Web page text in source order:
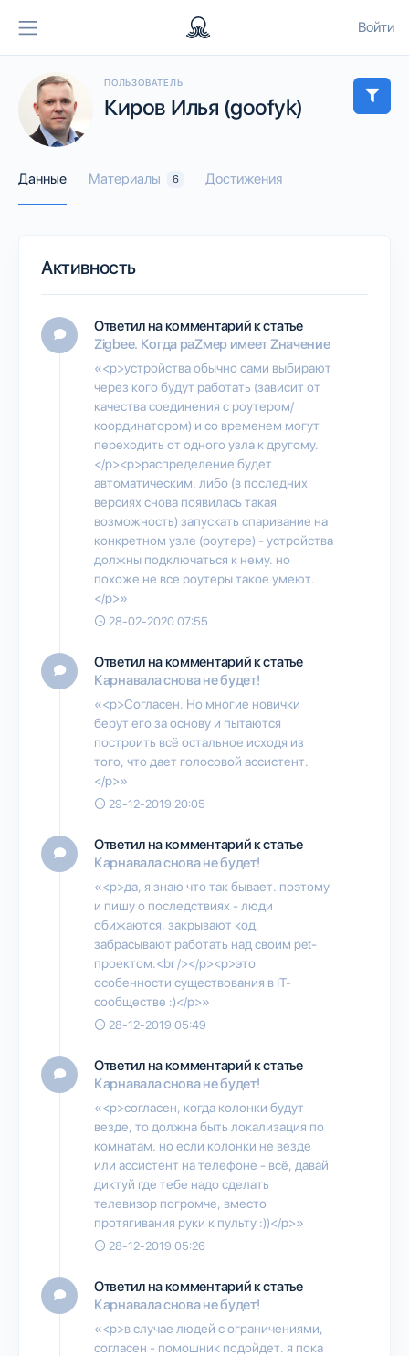
Войти
ПОЛЬЗОВАТЕЛЬ
Киров Илья (goofyk)
Данные Материалы 6 Достижения
Активность
Ответил на комментарий к статье
Zigbee. Когда раZмер имеет Zначение
«<p>устройства обычно сами выбирают
через кого будут работать (зависит от
качества соединения с роутером/
координатором) и со временем могут
переходить от одного узла к другому.
</p><p>распределение будет
автоматическим. либо (в последних
версиях снова появилась такая
возможность) запускать спаривание на
конкретном узле (роутере) - устройства
должны подключаться к нему. но
похоже не все роутеры такое умеют.
</p>»
28-02-2020 07:55
Ответил на комментарий к статье
Карнавала снова не будет!
«<p>Согласен. Но многие новички
берут его за основу и пытаются
построить всё остальное исходя из
того, что дает голосовой ассистент.
</p>»
29-12-2019 20:05
Ответил на комментарий к статье
Карнавала снова не будет!
«<p>да, я знаю что так бывает. поэтому
и пишу о последствиях - люди
обижаются, закрывают код,
забрасывают работать над своим pet-
проектом.<br /></p><p>это
особенности существования в IT-
сообществе :)</p>»
28-12-2019 05:49
Ответил на комментарий к статье
Карнавала снова не будет!
«<p>согласен, когда колонки будут
везде, то должна быть локализация по
комнатам. но если колонки не везде
или ассистент на телефоне - всё, давай
диктуй где тебе надо сделать
телевизор погромче, вместо
протягивания руки к пульту :))</p>»
28-12-2019 05:26
Ответил на комментарий к статье
Карнавала снова не будет!
«<p>в случае людей с ограничениями,
согласен - помошник подойдет. я пока